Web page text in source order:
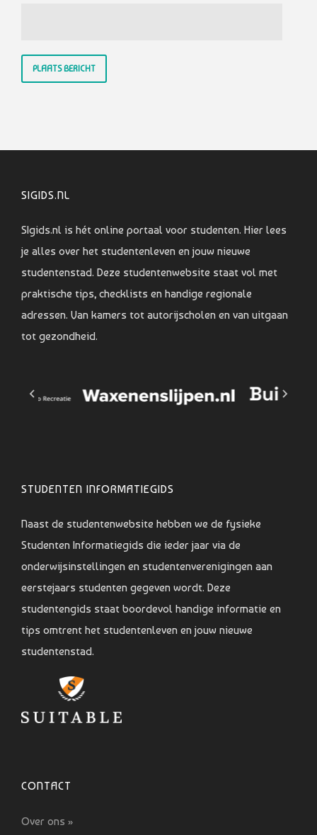
SIGIDS.NL
SIgids.nl is hét online portaal voor studenten. Hier lees
je alles over het studentenleven en jouw nieuwe
studentenstad. Deze studentenwebsite staat vol met
praktische tips, checklists en handige regionale
adressen. Van kamers tot autorijscholen en van uitgaan
tot gezondheid.
STUDENTEN INFORMATIEGIDS
Naast de studentenwebsite hebben we de fysieke
Studenten Informatiegids die ieder jaar via de
onderwijsinstellingen en studentenverenigingen aan
eerstejaars studenten gegeven wordt. Deze
studentengids staat boordevol handige informatie en
tips omtrent het studentenleven en jouw nieuwe
studentenstad.
CONTACT
Over ons »